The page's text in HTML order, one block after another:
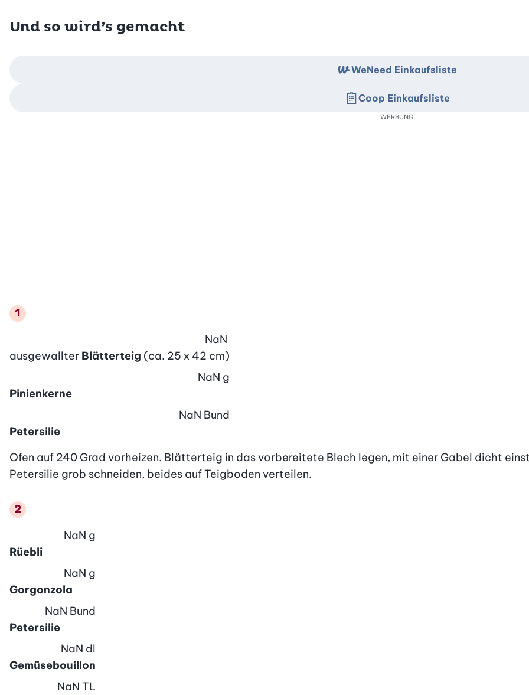
Und so wird’s gemacht
ausgewallter Blätterteig (ca. 25 x 42 cm)
NaN
Pinienkerne
NaN g
Petersilie
NaN Bund
Ofen auf 240 Grad vorheizen. Blätterteig in das vorbereitete Blech legen, mit einer Gabel dicht
Petersilie grob schneiden, beides auf Teigboden verteilen.
Rüebli
NaN g
Gorgonzola
NaN g
Petersilie
NaN Bund
Gemüsebouillon
NaN dl
NaN TL
WeNeed Einkaufsliste
Coop Einkaufsliste
WERBUNG